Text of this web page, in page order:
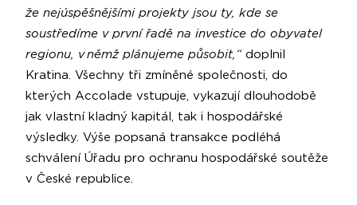
že nejúspěšnějšími projekty jsou ty, kde se
soustředíme v první řadě na investice do obyvatel
regionu, v němž plánujeme působit,“ doplnil
Kratina. Všechny tři zmíněné společnosti, do
kterých Accolade vstupuje, vykazují dlouhodobě
jak vlastní kladný kapitál, tak i hospodářské
výsledky. Výše popsaná transakce podléhá
schválení Úřadu pro ochranu hospodářské soutěže
v České republice.